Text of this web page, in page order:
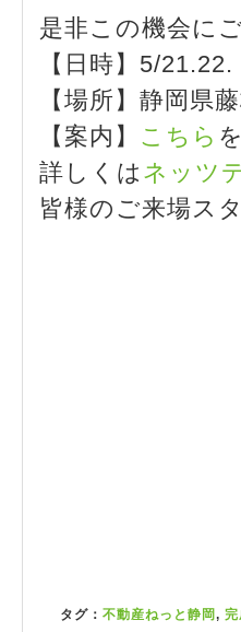
是非この機会に
【日時】5/
【場所】静岡
【案内】 こちら
詳しくは ネッツ
皆様のご来場ス
タグ： 不動産ねっと静岡 , 完